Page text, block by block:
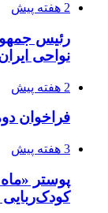
2 هفته پیش
رئیس
نواحی
2 هفته پیش
فراخوان
3 هفته پیش
پوستر